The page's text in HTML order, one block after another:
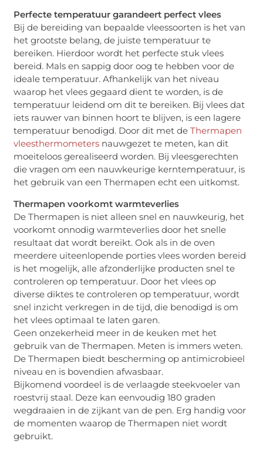
Perfecte temperatuur garandeert perfect vlees
Bij de bereiding van bepaalde vleessoorten is het van
het grootste belang, de juiste temperatuur te
bereiken. Hierdoor wordt het perfecte stuk vlees
bereid. Mals en sappig door oog te hebben voor de
ideale temperatuur. Afhankelijk van het niveau
waarop het vlees gegaard dient te worden, is de
temperatuur leidend om dit te bereiken. Bij vlees dat
iets rauwer van binnen hoort te blijven, is een lagere
temperatuur benodigd. Door dit met deThermapen
vleesthermometers nauwgezet te meten, kan dit
moeiteloos gerealiseerd worden. Bij vleesgerechten
die vragen om een nauwkeurige kerntemperatuur, is
het gebruik van een Thermapen echt een uitkomst.
Thermapen voorkomt warmteverlies
De Thermapen is niet alleen snel en nauwkeurig, het
voorkomt onnodig warmteverlies door het snelle
resultaat dat wordt bereikt. Ook als in de oven
meerdere uiteenlopende porties vlees worden bereid
is het mogelijk, alle afzonderlijke producten snel te
controleren op temperatuur. Door het vlees op
diverse diktes te controleren op temperatuur, wordt
snel inzicht verkregen in de tijd, die benodigd is om
het vlees optimaal te laten garen.
Geen onzekerheid meer in de keuken met het
gebruik van de Thermapen. Meten is immers weten.
De Thermapen biedt bescherming op antimicrobieel
niveau en is bovendien afwasbaar.
Bijkomend voordeel is de verlaagde steekvoeler van
roestvrij staal. Deze kan eenvoudig 180 graden
wegdraaien in de zijkant van de pen. Erg handig voor
de momenten waarop de Thermapen niet wordt
gebruikt.